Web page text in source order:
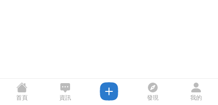
首頁 資訊 發現 我的